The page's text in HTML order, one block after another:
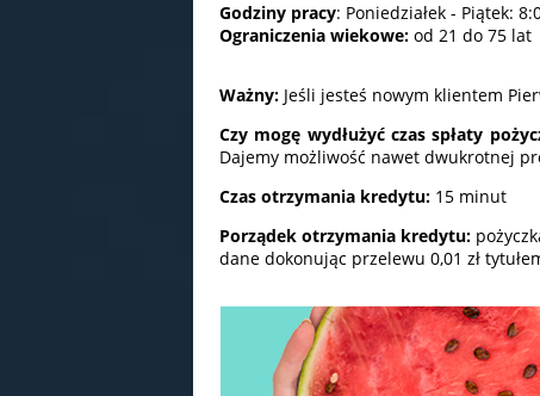
Godziny pracy: Poniedziałek - Piątek:
Ograniczenia wiekowe: od 21 do 75 lat
Ważny: Jeśli jesteś nowym klientem
Czy mogę wydłużyć czas spłaty
Dajemy możliwość nawet dwukrotnej
Czas otrzymania kredytu: 15 minut
Porządek otrzymania kredytu:
dane dokonując przelewu 0,01 zł